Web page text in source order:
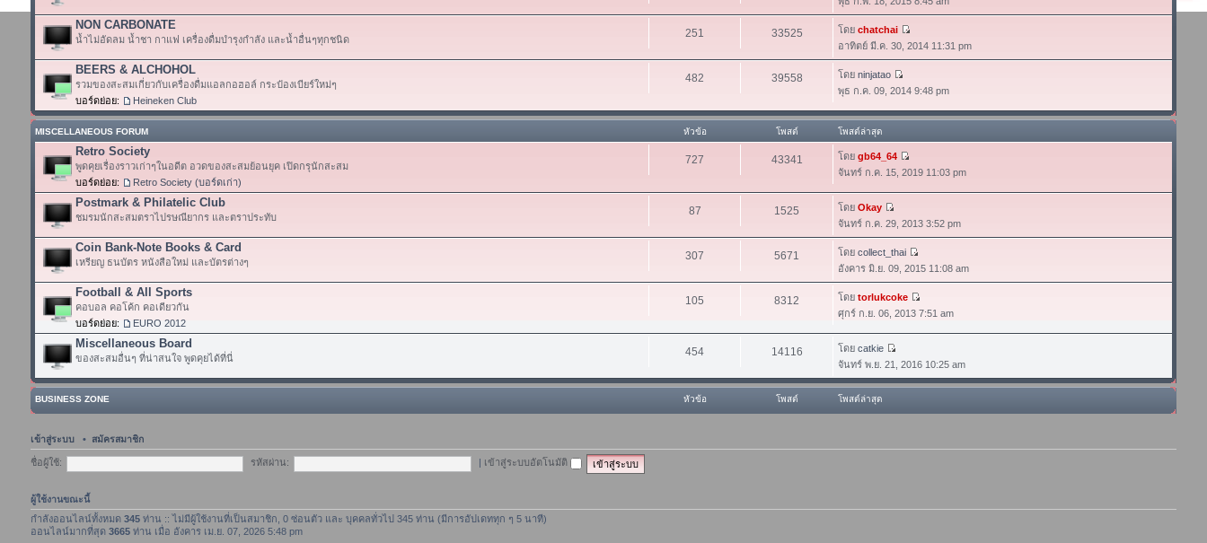
NON CARBONATE
น้ำไม่อัดลม น้ำชา กาแฟ เครื่องดื่มบำรุงกำลัง และน้ำอื่นๆทุกชนิด 251 33525 โดย chatchai
อาทิตย์ มี.ค. 30, 2014 11:31 pm
BEERS & ALCHOHOL
รวมของสะสมเกี่ยวกับเครื่องดื่มแอลกอฮอล์ กระป๋องเบียร์ใหม่ๆ
บอร์ดย่อย:
Heineken Club
482 39558 โดย ninjatao
พุธ ก.ค. 09, 2014 9:48 pm
MISCELLANEOUS FORUM หัวข้อ โพสต์ โพสต์ล่าสุด
Retro Society
พูดคุยเรื่องราวเก่าๆในอดีต อวดของสะสมย้อนยุค เปิดกรุนักสะสม
บอร์ดย่อย:
Retro Society (บอร์ดเก่า)
727 43341 โดย gb64_64
จันทร์ ก.ค. 15, 2019 11:03 pm
Postmark & Philatelic Club
ชมรมนักสะสมตราไปรษณียากร และตราประทับ 87 1525 โดย Okay
จันทร์ ก.ค. 29, 2013 3:52 pm
Coin Bank-Note Books & Card
เหรียญ ธนบัตร หนังสือใหม่ และบัตรต่างๆ 307 5671 โดย collect_thai
อังคาร มิ.ย. 09, 2015 11:08 am
Football & All Sports
คอบอล คอโค้ก คอเดียวกัน
บอร์ดย่อย:
EURO 2012
105 8312 โดย torlukcoke
ศุกร์ ก.ย. 06, 2013 7:51 am
Miscellaneous Board
ของสะสมอื่นๆ ที่น่าสนใจ พูดคุยได้ที่นี่ 454 14116 โดย catkie
จันทร์ พ.ย. 21, 2016 10:25 am
BUSINESS ZONE หัวข้อ โพสต์ โพสต์ล่าสุด
เข้าสู่ระบบ • สมัครสมาชิก
ชื่อผู้ใช้: รหัสผ่าน: เข้าสู่ระบบอัตโนมัติ
ผู้ใช้งานขณะนี้
กำลังออนไลน์ทั้งหมด 345ท่าน :: ไม่มีผู้ใช้งานที่เป็นสมาชิก, 0 ซ่อนตัว และ บุคคลทั่วไป 345 ท่าน (มีการอัปเดททุก ๆ 5 นาที)
ออนไลน์มากที่สุด 3665ท่าน เมื่อ อังคาร เม.ย. 07, 2026 5:48 pm